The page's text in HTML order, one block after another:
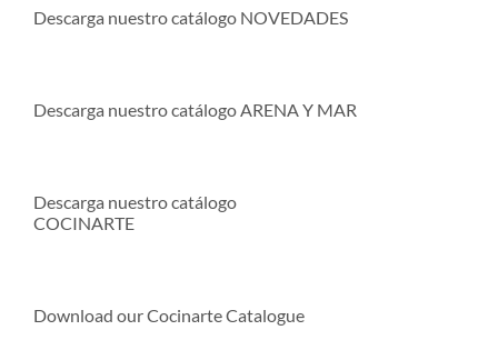
Descarga nuestro catálogo NOVEDADES
Descarga nuestro catálogo ARENA Y MAR
Descarga nuestro catálogo
COCINARTE
Download our Cocinarte Catalogue